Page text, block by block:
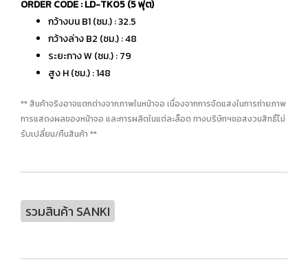
ORDER CODE : LD-TK05 (5 ฟุต)
กว้างบน B1 (ซม.) : 32.5
กว้างล่าง B2 (ซม.) : 48
ระยะกาง W (ซม.) : 79
สูง H (ซม.) : 148
** สินค้าจริงอาจแตกต่างจากภาพในหน้าจอ เนื่องจากการจัดแสงในการถ่ายภาพ
การแสดงผลของหน้าจอ และการผลิตในแต่ละล็อต ทางบริษัทฯขอสงวนสิทธิ์ไม่
รับเปลี่ยน/คืนสินค้า **
รวมสินค้า SANKI